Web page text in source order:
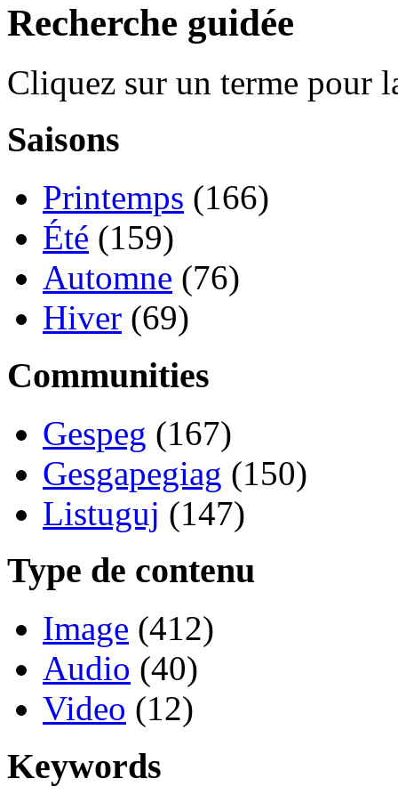
Recherche guidée
Cliquez sur un terme pour
Saisons
Printemps (166)
Été (159)
Automne (76)
Hiver (69)
Communities
Gespeg (167)
Gesgapegiag (150)
Listuguj (147)
Type de contenu
Image (412)
Audio (40)
Video (12)
Keywords